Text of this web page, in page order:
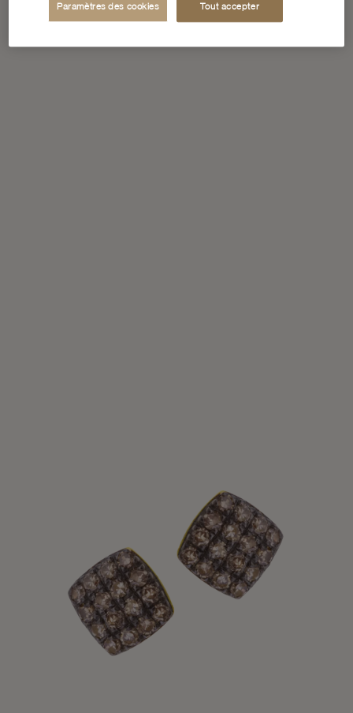
Paramètres des cookies Tout accepter